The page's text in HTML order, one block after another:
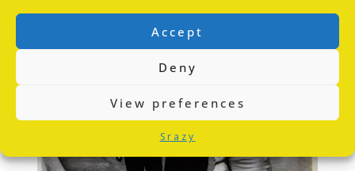
Accept
Deny
View preferences
Srazy